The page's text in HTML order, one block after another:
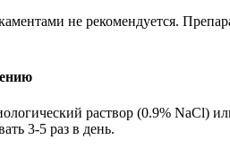
не рекомендуется.
раствор (0.9% NaCl)
3-5 раз в день.